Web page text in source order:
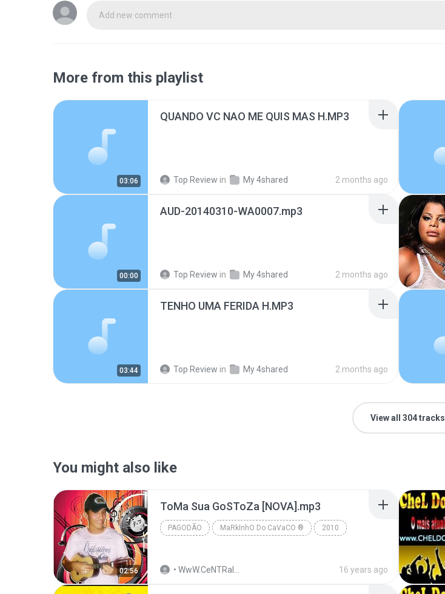
Add new comment
More from this playlist
03:06
QUANDO VC NAO ME QUIS MAS H.MP3
Top Review in My 4shared 2 months ago
00:00
AUD-20140310-WA0007.mp3
Top Review in My 4shared 2 months ago
03:44
TENHO UMA FERIDA H.MP3
Top Review in My 4shared 2 months ago
View all 304 tracks
You might also like
02:56
ToMa Sua GoSToZa [NOVA].mp3
PAGODÃO MaRkInhO Do CaVaCO ® 2010
16 years ago